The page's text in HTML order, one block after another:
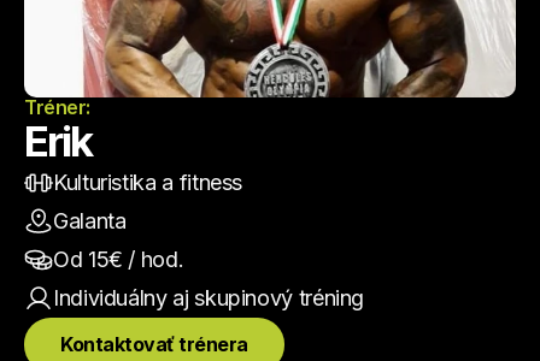
Tréner:
Erik
Kulturistika a fitness
Galanta
Od 15€ / hod.
Individuálny aj skupinový tréning
Kontaktovať trénera